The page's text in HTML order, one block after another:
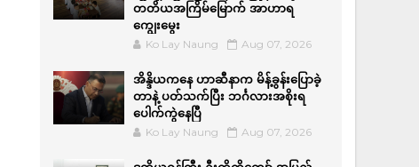
တတိယအကြိမ်မြောက် အာဟာရ
ကျွေးမွေး
Ko Lay Naung Aug 07, 2026
အိန္ဒိယကနေ ဟာဆီနာက မိန့်ခွန်းပြောခဲ့
တာနဲ့ ပတ်သက်ပြီး ဘင်္ဂလားအစိုးရ
ပေါက်ကွဲနေပြီ
Ko Lay Naung Aug 07, 2026